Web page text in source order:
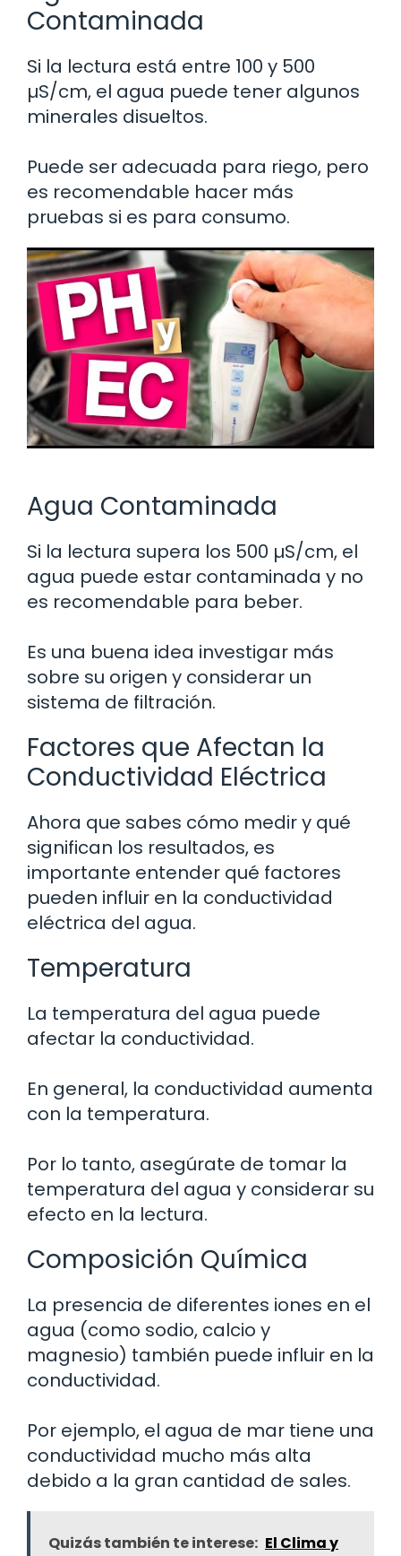
Contaminada
Si la lectura está entre 100 y 500
µS/cm, el agua puede tener algunos
minerales disueltos.
Puede ser adecuada para riego, pero
es recomendable hacer más
pruebas si es para consumo.
Agua Contaminada
Si la lectura supera los 500 µS/cm, el
agua puede estar contaminada y no
es recomendable para beber.
Es una buena idea investigar más
sobre su origen y considerar un
sistema de filtración.
Factores que Afectan la
Conductividad Eléctrica
Ahora que sabes cómo medir y qué
significan los resultados, es
importante entender qué factores
pueden influir en la conductividad
eléctrica del agua.
Temperatura
La temperatura del agua puede
afectar la conductividad.
En general, la conductividad aumenta
con la temperatura.
Por lo tanto, asegúrate de tomar la
temperatura del agua y considerar su
efecto en la lectura.
Composición Química
La presencia de diferentes iones en el
agua (como sodio, calcio y
magnesio) también puede influir en la
conductividad.
Por ejemplo, el agua de mar tiene una
conductividad mucho más alta
debido a la gran cantidad de sales.
Quizás también te interese: El Clima y